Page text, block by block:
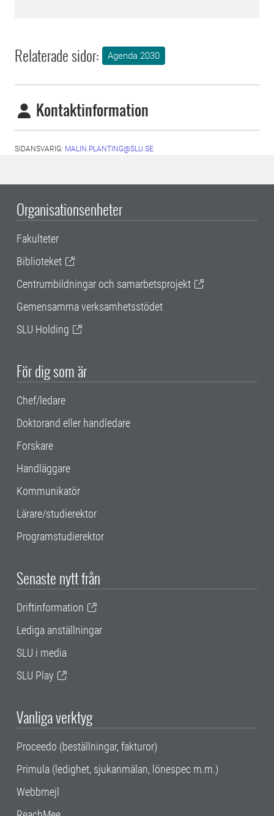
Relaterade sidor: Agenda 2030
Kontaktinformation
SIDANSVARIG: MALIN.PLANTING@SLU.SE
Organisationsenheter
Fakulteter
Biblioteket
Centrumbildningar och samarbetsprojekt
Gemensamma verksamhetsstödet
SLU Holding
För dig som är
Chef/ledare
Doktorand eller handledare
Forskare
Handläggare
Kommunikatör
Lärare/studierektor
Programstudierektor
Senaste nytt från
Driftinformation
Lediga anställningar
SLU i media
SLU Play
Vanliga verktyg
Proceedo (beställningar, fakturor)
Primula (ledighet, sjukanmälan, lönespec m.m.)
Webbmejl